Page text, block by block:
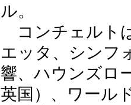
ル。
コンチェルト
エッタ、シンフ
響、ハウンズロ
英国）、ワール